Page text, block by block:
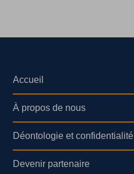
Accueil
À propos de nous
Déontologie et confidentialité
Devenir partenaire